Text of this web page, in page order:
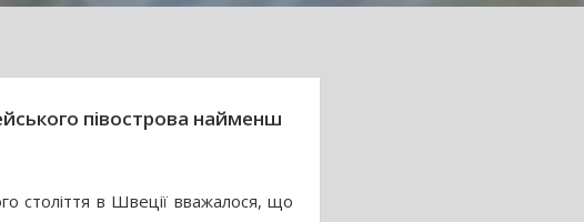
півострова найменш
століття в Швеції вважалося, що